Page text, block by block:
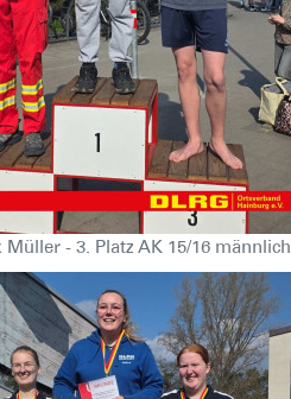
Müller - 3. Platz AK 15/16 männlich